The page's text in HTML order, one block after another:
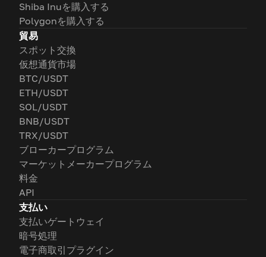
Shiba Inuを購入する
Polygonを購入する
貿易
スポット交換
仮想通貨市場
BTC/USDT
ETH/USDT
SOL/USDT
BNB/USDT
TRX/USDT
ブローカープログラム
マーケットメーカープログラム
料金
API
支払い
支払いゲートウェイ
暗号処理
電子商取引プラグイン